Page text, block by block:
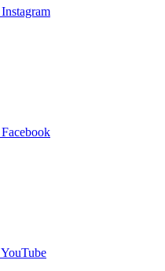
Instagram
Facebook
YouTube